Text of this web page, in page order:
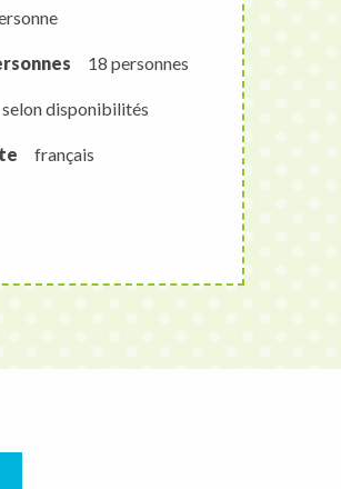
18 personnes
selon disponibilités
français